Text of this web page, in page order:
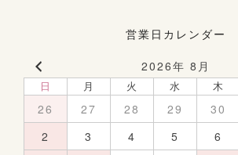
営業日カレンダー
2026年 8月
日 月 火 水 木
26 27 28 29 30
2
3 4 5 6